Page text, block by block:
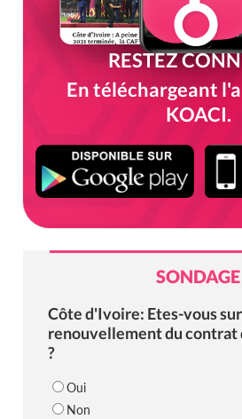
RESTEZ
En téléchargeant
KOACI.
SONDAGE
Côte d'Ivoire: Etes-vous
renouvellement du contrat
?
Oui
Non